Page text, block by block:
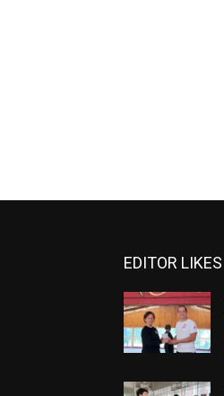
EDITOR LIKES